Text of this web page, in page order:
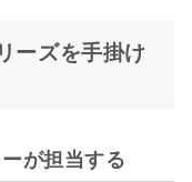
ーズを手掛け
が担当する